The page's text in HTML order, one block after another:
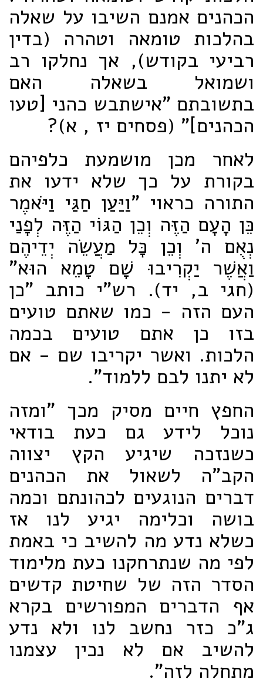
הכהנים אמנם השיבו על שאלה
בהלכות טומאה וטהרה (בדין
רביעי בקודש), אך נחלקו רב
ושמואל בשאלה האם
בתשובתם "אישתבש כהני [טעו
הכהנים]" (פסחים יז , א)?
לאחר מכן מושמעת כלפיהם
בקורת על כך שלא ידעו את
התורה כראוי "וַיַּעַן חַגַּי וַיֹּאמֶר
כֵּן הָעָם הַזֶּה וְכֵן הַגּוֹי הַזֶּה לְפָנַי
נְאֻם ה' וְכֵן כָּל מַעֲשֵׂה יְדֵיהֶם
וַאֲשֶׁר יַקְרִיבוּ שָׁם טָמֵא הוּא"
(חגי ב, יד). רש"י כותב "כן
העם הזה - כמו שאתם טועים
בזו כן אתם טועים בכמה
הלכות. ואשר יקריבו שם - אם
לא יתנו לבם ללמוד".
החפץ חיים מסיק מכך "ומזה
נוכל לידע גם כעת בודאי
כשנזכה שיגיע הקץ יצווה
הקב"ה לשאול את הכהנים
דברים הנוגעים לכהונתם וכמה
בושה וכלימה יגיע לנו אז
כשלא נדע מה להשיב כי באמת
לפי מה שנתרחקנו כעת מלימוד
הסדר הזה של שחיטת קדשים
אף הדברים המפורשים בקרא
ג"כ כזר נחשב לנו ולא נדע
להשיב אם לא נכין עצמנו
מתחלה לזה".